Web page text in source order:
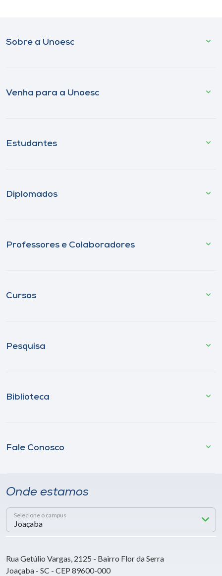
Sobre a Unoesc
Venha para a Unoesc
Estudantes
Diplomados
Professores e Colaboradores
Cursos
Pesquisa
Biblioteca
Fale Conosco
Onde estamos
Selecione o campus
Rua Getúlio Vargas, 2125 - Bairro Flor da Serra
Joaçaba - SC - CEP 89600-000